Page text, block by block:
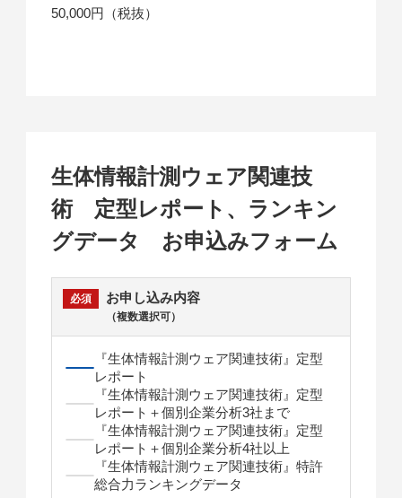
50,000円（税抜）
生体情報計測ウェア関連技
術 定型レポート、ランキン
グデータ お申込みフォーム
お申し込み内容
（複数選択可）
『生体情報計測ウェア関連技術』定型
レポート
『生体情報計測ウェア関連技術』定型
レポート＋個別企業分析3社まで
『生体情報計測ウェア関連技術』定型
レポート＋個別企業分析4社以上
『生体情報計測ウェア関連技術』特許
総合力ランキングデータ